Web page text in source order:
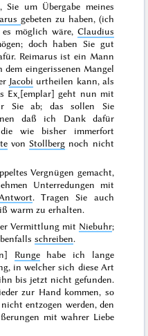
um Übergabe meines
gebeten zu haben, (ich
möglich wäre, Claudius
doch haben Sie gut
Reimarus ist ein Mann
eingerissenen Mangel
Jacobi urtheilen kann, als
Ex˖[emplar] geht nun mit
Sie ab; das sollen Sie
daß ich Dank dafür
wie bisher immerfort
vonStollberg noch nicht
Vergnügen gemacht,
Unterredungen mit
. Tragen Sie auch
warm zu erhalten.
Vermittlung mit Niebuhr;
schreiben.
Rungehabe ich lange
in welcher sich diese Art
bis jetzt nicht gefunden.
zur Hand kommen, so
entzogen werden, den
mit wahrer Liebe